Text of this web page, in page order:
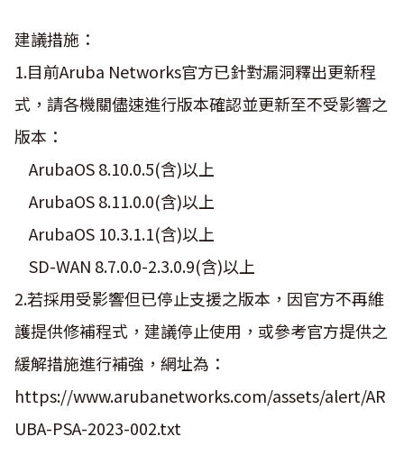
建議措施：
1.目前Aruba Networks官方已針對漏洞釋出更新程
式，請各機關儘速進行版本確認並更新至不受影響之
版本：
ArubaOS 8.10.0.5(含)以上
ArubaOS 8.11.0.0(含)以上
ArubaOS 10.3.1.1(含)以上
SD-WAN 8.7.0.0-2.3.0.9(含)以上
2.若採用受影響但已停止支援之版本，因官方不再維
護提供修補程式，建議停止使用，或參考官方提供之
緩解措施進行補強，網址為：
https://www.arubanetworks.com/assets/alert/AR
UBA-PSA-2023-002.txt